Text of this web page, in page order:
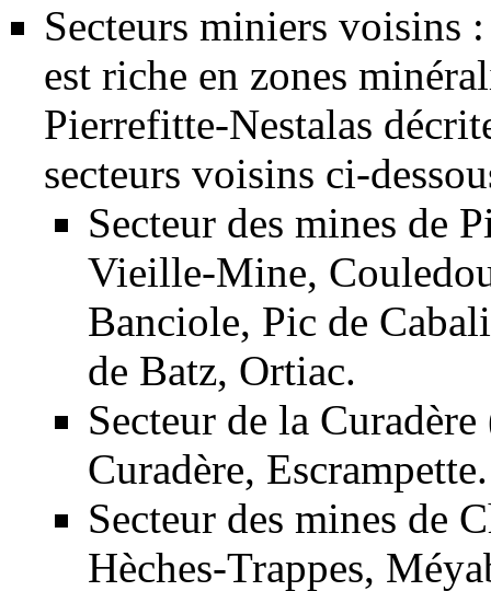
Secteurs miniers voisins
est riche en zones
Pierrefitte-Nestalas
secteurs voisins ci-
Secteur des mines de
Vieille-Mine,
Banciole, Pic de
de Batz, Ortiac.
Secteur de la Curadère
Curadère, Escrampette.
Secteur des mines de
Hèches-Trappes,